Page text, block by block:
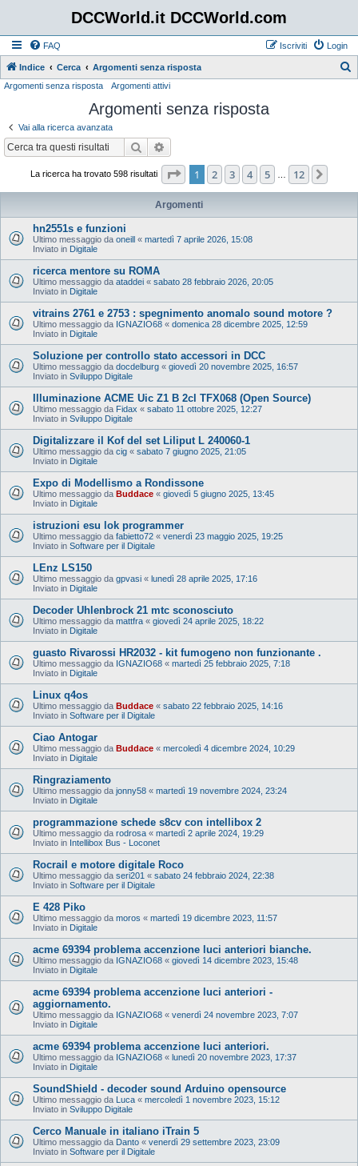
DCCWorld.it DCCWorld.com
FAQ Login
Iscriviti
Indice Cerca Argomenti senza risposta
Argomenti senza risposta Argomenti attivi
Argomenti senza risposta
Vai alla ricerca avanzata
Cerca
La ricerca ha trovato 598 risultati Pagina di 12
1 2 3 4 5 12
Argomenti
hn2551s e funzioni
Ultimo messaggio da oneill « martedì 7 aprile 2026, 15:08
Inviato in Digitale
ricerca mentore su ROMA
Ultimo messaggio da ataddei « sabato 28 febbraio 2026, 20:05
Inviato in Digitale
vitrains 2761 e 2753 : spegnimento anomalo sound motore ?
Ultimo messaggio da IGNAZIO68 « domenica 28 dicembre 2025, 12:59
Inviato in Digitale
Soluzione per controllo stato accessori in DCC
Ultimo messaggio da docdelburg « giovedì 20 novembre 2025, 16:57
Inviato in Sviluppo Digitale
Illuminazione ACME Uic Z1 B 2cl TFX068 (Open Source)
Ultimo messaggio da Fidax « sabato 11 ottobre 2025, 12:27
Inviato in Sviluppo Digitale
Digitalizzare il Kof del set Liliput L 240060-1
Ultimo messaggio da cig « sabato 7 giugno 2025, 21:05
Inviato in Digitale
Expo di Modellismo a Rondissone
Ultimo messaggio da Buddace « giovedì 5 giugno 2025, 13:45
Inviato in Digitale
istruzioni esu lok programmer
Ultimo messaggio da fabietto72 « venerdì 23 maggio 2025, 19:25
Inviato in Software per il Digitale
LEnz LS150
Ultimo messaggio da gpvasi « lunedì 28 aprile 2025, 17:16
Inviato in Digitale
Decoder Uhlenbrock 21 mtc sconosciuto
Ultimo messaggio da mattfra « giovedì 24 aprile 2025, 18:22
Inviato in Digitale
guasto Rivarossi HR2032 - kit fumogeno non funzionante .
Ultimo messaggio da IGNAZIO68 « martedì 25 febbraio 2025, 7:18
Inviato in Digitale
Linux q4os
Ultimo messaggio da Buddace « sabato 22 febbraio 2025, 14:16
Inviato in Software per il Digitale
Ciao Antogar
Ultimo messaggio da Buddace « mercoledì 4 dicembre 2024, 10:29
Inviato in Digitale
Ringraziamento
Ultimo messaggio da jonny58 « martedì 19 novembre 2024, 23:24
Inviato in Digitale
programmazione schede s8cv con intellibox 2
Ultimo messaggio da rodrosa « martedì 2 aprile 2024, 19:29
Inviato in Intellibox Bus - Loconet
Rocrail e motore digitale Roco
Ultimo messaggio da seri201 « sabato 24 febbraio 2024, 22:38
Inviato in Software per il Digitale
E 428 Piko
Ultimo messaggio da moros « martedì 19 dicembre 2023, 11:57
Inviato in Digitale
acme 69394 problema accenzione luci anteriori bianche.
Ultimo messaggio da IGNAZIO68 « giovedì 14 dicembre 2023, 15:48
Inviato in Digitale
acme 69394 problema accenzione luci anteriori -
aggiornamento.
Ultimo messaggio da IGNAZIO68 « venerdì 24 novembre 2023, 7:07
Inviato in Digitale
acme 69394 problema accenzione luci anteriori.
Ultimo messaggio da IGNAZIO68 « lunedì 20 novembre 2023, 17:37
Inviato in Digitale
SoundShield - decoder sound Arduino opensource
Ultimo messaggio da Luca « mercoledì 1 novembre 2023, 15:12
Inviato in Sviluppo Digitale
Cerco Manuale in italiano iTrain 5
Ultimo messaggio da Danto « venerdì 29 settembre 2023, 23:09
Inviato in Software per il Digitale